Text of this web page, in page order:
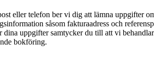
eller telefon ber vi dig att lämna uppgifter
såsom fakturaadress och
uppgifter samtycker du till att vi
bokföring.